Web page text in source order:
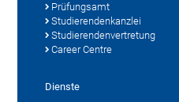
Prüfungsamt
Studierendenkanzlei
Studierendenvertretung
Career Centre
Dienste